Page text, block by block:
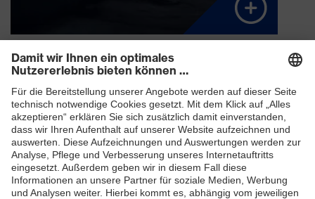
Arbeit bei schlechten Sichtverhältnissen
Wach- & Sicherheitsgewerbe
Bei Instandhaltungs-, Wartungs-,
Kontroll- oder Reparatur-Arbeiten
Arbeit im Außendienst oder als
technische Fachkraft